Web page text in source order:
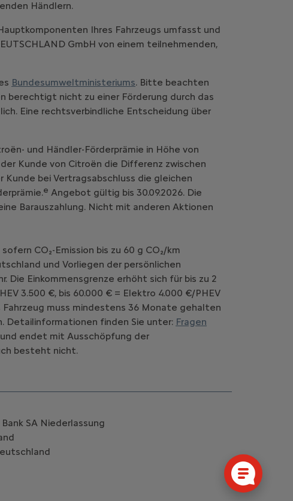
Händlern.
Ihres Fahrzeugs umfasst und
GmbH von einem teilnehmenden,
Bundesumweltministeriums. Bitte beachten
berechtigt nicht zu einer Förderung durch das
Eine rechtsverbindliche Entscheidung über
und Händler-Förderprämie in Höhe von
Kunde von Citroën die Differenz zwischen
Kunde bei Vertragsabschluss die gleichen
e Angebot gültig bis 30.09.2026. Die
Barauszahlung. Nicht mit anderen Aktionen
CO₂-Emission bis zu 60 g CO₂/km
und Vorliegen der persönlichen
Die Einkommensgrenze erhöht sich für bis zu 2
3.500 €, bis 60.000 € = Elektro 4.000 €/PHEV
Fahrzeug muss mindestens 36 Monate gehalten
Detailinformationen finden Sie unter: Fragen
und endet mit Ausschöpfung der
besteht nicht.
SA Niederlassung